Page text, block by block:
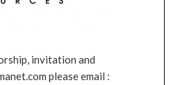
invitation and
please email :